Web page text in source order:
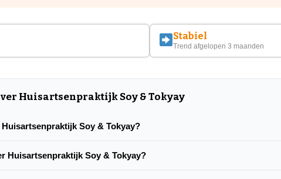
Stabiel
Trend afgelopen 3 maanden
Huisartsenpraktijk Soy & Tokyay
Soy & Tokyay?
Huisartsenpraktijk Soy & Tokyay?